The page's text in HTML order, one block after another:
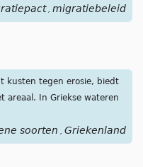
migratiebeleid
kusten tegen erosie, biedt
areaal. In Griekse wateren
soorten Griekenland